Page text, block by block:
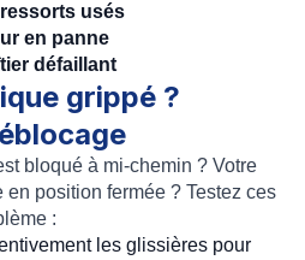
usés
en panne
défaillant
grippé ?
bloqué à mi-chemin ? Votre
en position fermée ? Testez ces
:
les glissières pour